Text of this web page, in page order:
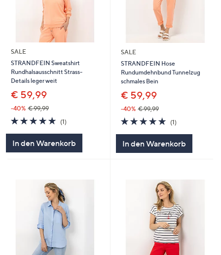
SALE
STRANDFEIN Sweatshirt
Rundhalsausschnitt Strass-
Details leger weit
€ 59,99
-40% € 99,99
5.0
von
(1)1
In den Warenkorb
SALE
STRANDFEIN Hose
Rundumdehnbund Tunnelzug
schmales Bein
€ 59,99
-40% € 99,99
5.0
von
(1)1
In den Warenkorb